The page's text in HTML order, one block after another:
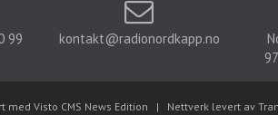
99 kontakt@radionordkapp.no
med Visto CMS News Edition | Nettverk levert av